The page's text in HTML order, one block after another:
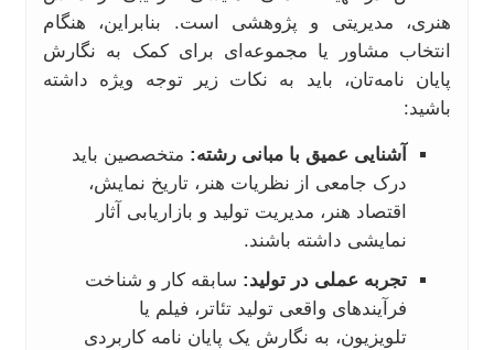
هنری، مدیریتی و پژوهشی است. بنابراین، هنگام
انتخاب مشاور یا مجموعه‌ای برای کمک به نگارش
پایان نامه‌تان، باید به نکات زیر توجه ویژه داشته
باشید:
آشنایی عمیق با مبانی رشته: متخصصین باید
درک جامعی از نظریات هنر، تاریخ نمایش،
اقتصاد هنر، مدیریت تولید و بازاریابی آثار
نمایشی داشته باشند.
تجربه عملی در تولید: سابقه کار و شناخت
فرآیندهای واقعی تولید تئاتر، فیلم یا
تلویزیون، به نگارش یک پایان نامه کاربردی